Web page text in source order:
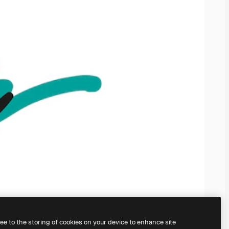
to the storing of cookies on your device to enhance site